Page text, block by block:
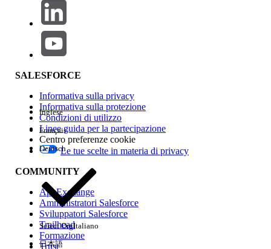
Impatto della funzione
Edition
Esperienza
SALESFORCE
Informativa sulla privacy
Informativa sulla protezione
Condizioni di utilizzo
Linee guida per la partecipazione
Centro preferenze cookie
Le tue scelte in materia di privacy
COMMUNITY
AppExchange
Amministratori Salesforce
Sviluppatori Salesforce
Trailhead
Formazione
Trust
Inglese
Français
Deutsch
Select OrgItaliano
日本語